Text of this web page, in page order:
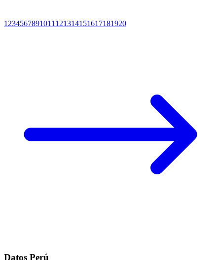
1 234567891011 121314151617181920
Datos Perú